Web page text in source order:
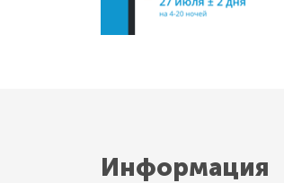
Информация